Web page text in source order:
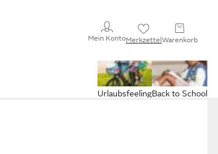
Mein KontoMerkzettelWarenkorb
Back to School
Urlaubsfeeling